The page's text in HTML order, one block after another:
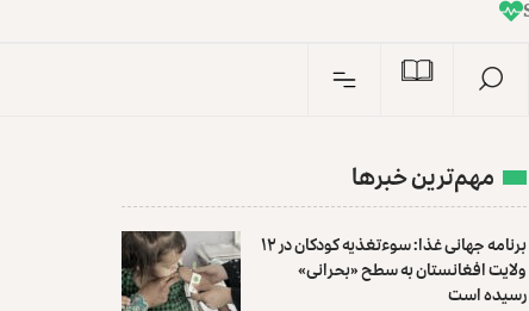
n
I
مهم‌ترین خبرها
برنامه جهانی غذا: سوءتغذیه کودکان در ۱۲
ولایت افغانستان به سطح «بحرانی»
رسیده است